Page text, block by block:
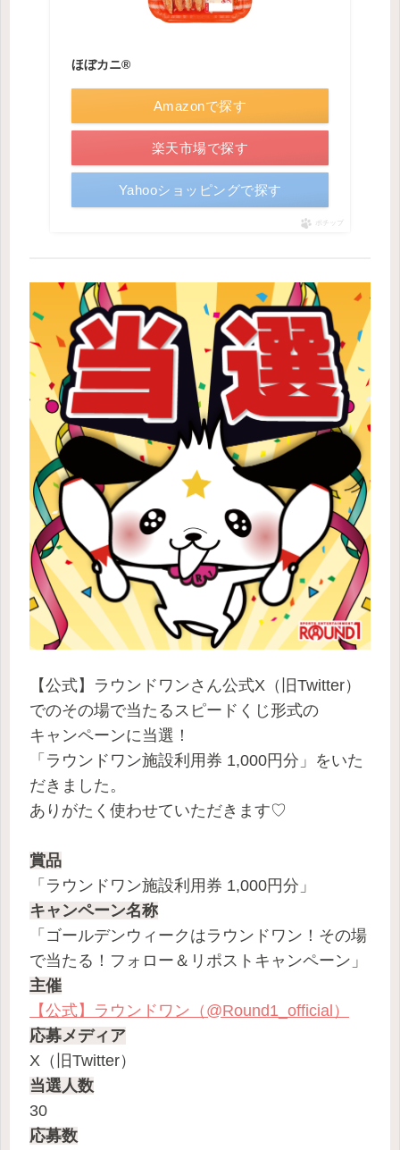
ほぼカニ®
Amazonで探す
楽天市場で探す
Yahooショッピングで探す
ポチップ
【公式】ラウンドワンさん公式X（旧Twitter）
でのその場で当たるスピードくじ形式の
キャンペーンに当選！
「ラウンドワン施設利用券 1,000円分」をいた
だきました。
ありがたく使わせていただきます♡
賞品
「ラウンドワン施設利用券 1,000円分」
キャンペーン名称
「ゴールデンウィークはラウンドワン！その場
で当たる！フォロー＆リポストキャンペーン」
主催
【公式】ラウンドワン（@Round1_official）
応募メディア
X（旧Twitter）
当選人数
30
応募数